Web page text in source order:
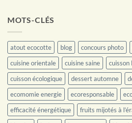
MOTS-CLÉS
atout ecocotte blog concours photo
cuisine orientale
cuisine saine cuisson
cuisson écologique
dessert automne
ecomomie energie
ecoresponsable
efficacité énergétique
fruits mijotés à